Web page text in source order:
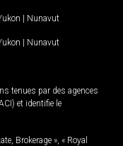
| Nunavut
| Nunavut
tenues par des agences
et identifie le
Brokerage », « Royal